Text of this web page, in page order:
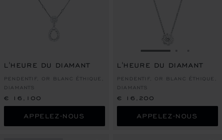
L'HEURE DU DIAMANT
PENDENTIF, OR BLANC ÉTHIQUE,
DIAMANTS
€ 16,100
APPELEZ-NOUS
ALLER À LA
L'HEURE DU DIAMANT
PENDENTIF, OR BLANC ÉTHIQUE,
DIAMANTS
€ 16,200
APPELEZ-NOUS